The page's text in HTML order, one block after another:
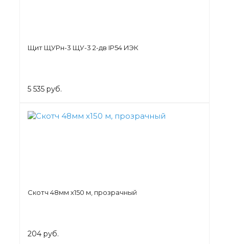
Щит ЩУРн-3 ЩУ-3 2-дв IP54 ИЭК
5 535 руб.
Скотч 48мм х150 м, прозрачный
204 руб.